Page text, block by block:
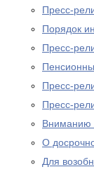
Пресс-
Порядок
Пресс-
Пресс-
Пресс-
Вниманию
О
Для